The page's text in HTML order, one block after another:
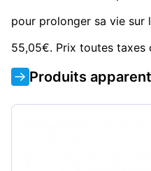
pour prolonger sa vie sur
55,05€. Prix toutes taxes
Produits